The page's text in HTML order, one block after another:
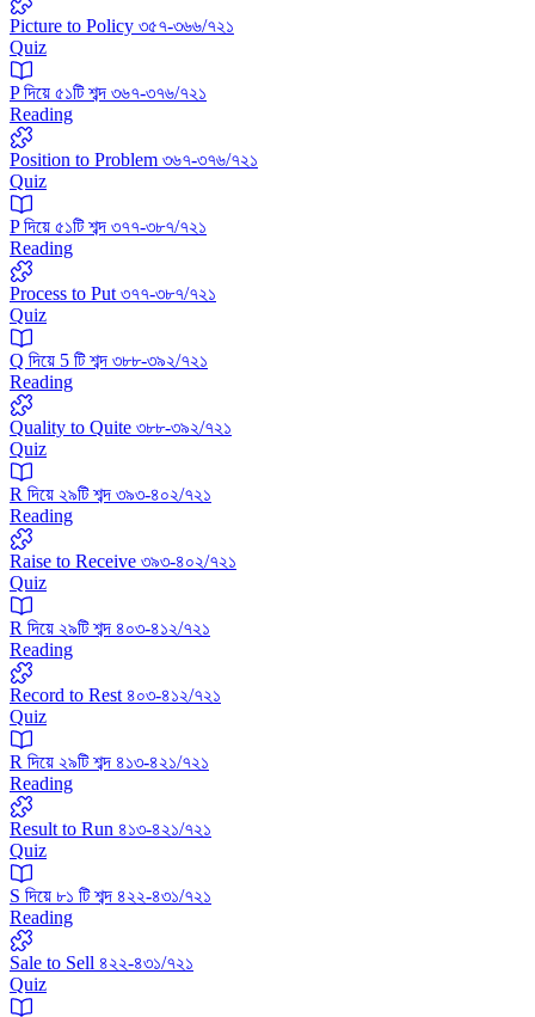
Picture to Policy ৩৫৭-৩৬৬/৭২১
Quiz
P দিয়ে ৫১টি শব্দ ৩৬৭-৩৭৬/৭২১
Reading
Position to Problem ৩৬৭-৩৭৬/৭২১
Quiz
P দিয়ে ৫১টি শব্দ ৩৭৭-৩৮৭/৭২১
Reading
Process to Put ৩৭৭-৩৮৭/৭২১
Quiz
Q দিয়ে 5 টি শব্দ ৩৮৮-৩৯২/৭২১
Reading
Quality to Quite ৩৮৮-৩৯২/৭২১
Quiz
R দিয়ে ২৯টি শব্দ ৩৯৩-৪০২/৭২১
Reading
Raise to Receive ৩৯৩-৪০২/৭২১
Quiz
R দিয়ে ২৯টি শব্দ ৪০৩-৪১২/৭২১
Reading
Record to Rest ৪০৩-৪১২/৭২১
Quiz
R দিয়ে ২৯টি শব্দ ৪১৩-৪২১/৭২১
Reading
Result to Run ৪১৩-৪২১/৭২১
Quiz
S দিয়ে ৮১ টি শব্দ ৪২২-৪৩১/৭২১
Reading
Sale to Sell ৪২২-৪৩১/৭২১
Quiz